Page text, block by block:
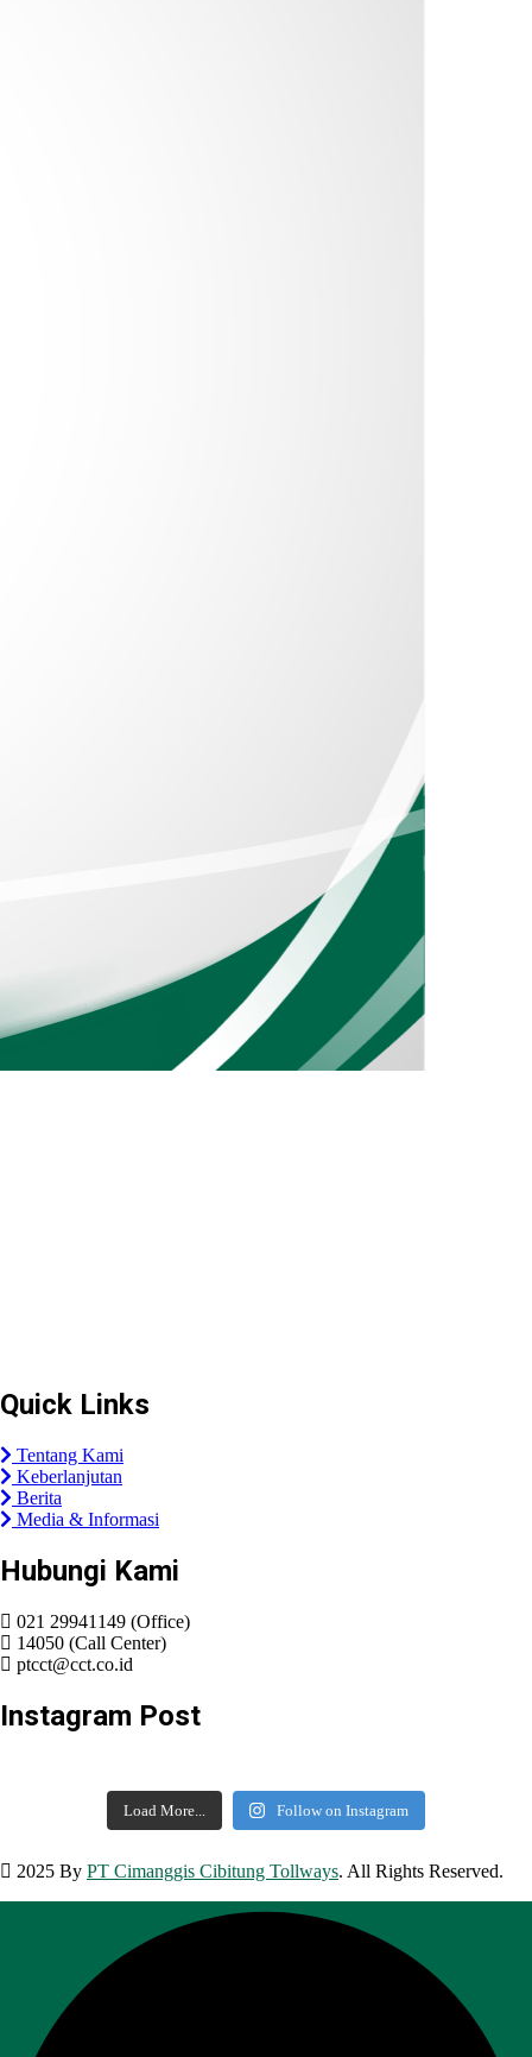
Quick Links
Tentang Kami
Keberlanjutan
Berita
Media & Informasi
Hubungi Kami
021 29941149 (Office)
14050 (Call Center)
ptcct@cct.co.id
Instagram Post
Load More... Follow on Instagram
2025 By PT Cimanggis Cibitung Tollways. All Rights Reserved.